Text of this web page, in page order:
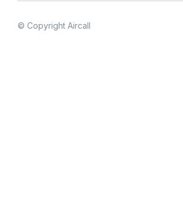
© Copyright Aircall